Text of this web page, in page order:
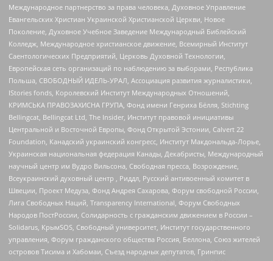
Международное партнерство за права человека, Духовное Управление
Евангельских Христиан Украинской Христианской Церкви, Новое
Поколение, Духовное Учебное Заведение Международный Библейский
Колледж, Международное христианское движение, Всемирный Институт
Саентологических Предприятий, Церковь Духовной Технологии,
Европейская сеть организаций по наблюдению за выборами, Республика
Польша, СВОБОДНЫЙ ИДЕЛЬ-УРАЛ, Ассоциация развития журналистики,
IStories fonds, Королевский Институт Международных Отношений,
КРИМСЬКА ПРАВОЗАХИСНА ГРУПА, Фонд имени Генриха Бёлля, Stichting
Bellingcat, Bellingcat Ltd, The Insider, Институт правовой инициативы
Центральной и Восточной Европы, Фонд Открытой Эстонии, Calvert 22
Foundation, Канадский украинский конгресс, Институт Макдональда-Лорье,
Украинская национальная федерация Канады, Декабристы, Международный
научный центр им Вудро Вильсона, Свободная пресса, Возрождение,
Всеукраинский духовный центр , Риддл, Русский антивоенный комитет в
Швеции, Проект Медуза, Фонд Андрея Сахарова, Форум свободной России,
Лига Свободных Наций, Transparеncy International, Форум Свободных
Народов ПостРоссии, Солидарность с гражданским движением в России –
Solidarus, КрымSOS, Свободный университет, Институт государственного
управления, Форум гражданского общества Россия, Беллона, Союз жителей
островов Тисима и Хабомаи, Съезд народных депутатов, Гринпис